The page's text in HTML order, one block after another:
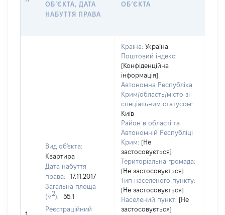
ОБʼЄКТА, ДАТА
НАБУТТЯ ПРАВА
ОБʼЄКТА
Вид об'єкта:
Квартира
Дата набуття
права:
17.11.2017
Загальна площа
(м2):
55.1
Реєстраційний
Країна: Україна
Поштовий індекс:
[Конфіденційна
інформація]
Автономна Республіка
Крим/область/місто зі
спеціальним статусом:
Київ
Район в області та
Автономній Республіці
Крим: [Не
застосовується]
Територіальна громада:
[Не застосовується]
Тип населеного пункту:
[Не застосовується]
Населений пункт: [Не
застосовується]